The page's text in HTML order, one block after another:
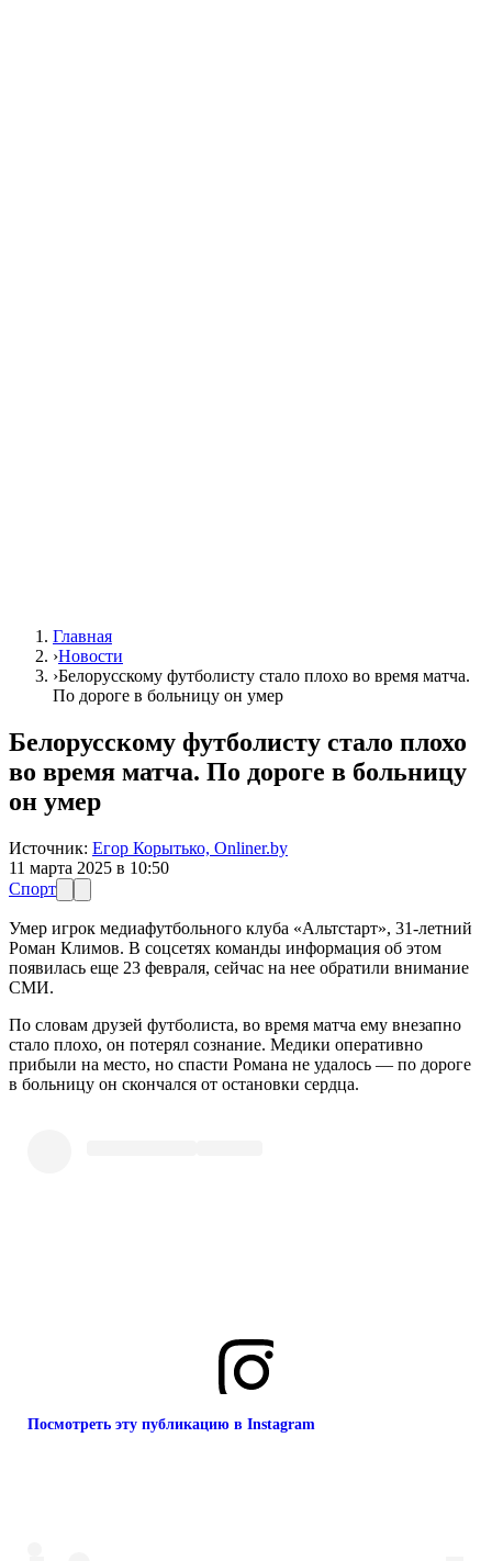
Главная
›Новости
›Белорусскому футболисту стало плохо во время матча.
По дороге в больницу он умер
Белорусскому футболисту стало плохо
во время матча. По дороге в больницу
он умер
Источник: Егор Корытько, Onliner.by
11 марта 2025 в 10:50
Спорт
Умер игрок медиафутбольного клуба «Альтстарт», 31-летний
Роман Климов. В соцсетях команды информация об этом
появилась еще 23 февраля, сейчас на нее обратили внимание
СМИ.
По словам друзей футболиста, во время матча ему внезапно
стало плохо, он потерял сознание. Медики оперативно
прибыли на место, но спасти Романа не удалось — по дороге
в больницу он скончался от остановки сердца.
Посмотреть эту публикацию в Instagram